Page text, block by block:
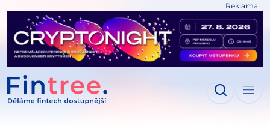
Reklama